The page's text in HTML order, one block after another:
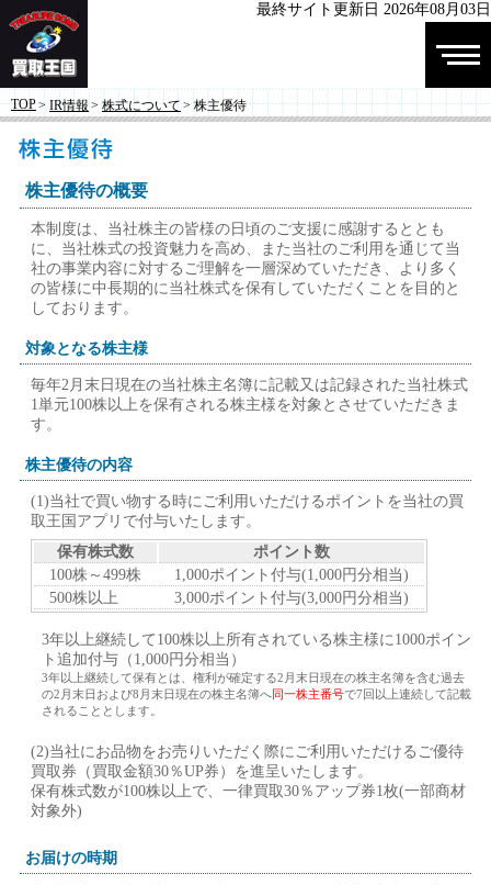
株式会社 買
取王国
最終サイト更新日 2026年08月03日
TOP>IR情報>株式について > 株主優待
株主優待の概要
本制度は、当社株主の皆様の日頃のご支援に感謝するととも
に、当社株式の投資魅力を高め、また当社のご利用を通じて当
社の事業内容に対するご理解を一層深めていただき、より多く
の皆様に中長期的に当社株式を保有していただくことを目的と
しております。
対象となる株主様
毎年2月末日現在の当社株主名簿に記載又は記録された当社株式
1単元100株以上を保有される株主様を対象とさせていただきま
す。
株主優待の内容
(1)当社で買い物する時にご利用いただけるポイントを当社の買
取王国アプリで付与いたします。
保有株式数
ポイント数
100株～499株
1,000ポイント付与(1,000円分相当)
500株以上
3,000ポイント付与(3,000円分相当)
3年以上継続して100株以上所有されている株主様に1000ポイン
ト追加付与（1,000円分相当）
3年以上継続して保有とは、権利が確定する2月末日現在の株主名簿を含む過去
の2月末日および8月末日現在の株主名簿へ同一株主番号で7回以上連続して記載
されることとします。
(2)当社にお品物をお売りいただく際にご利用いただけるご優待
買取券（買取金額30％UP券）を進呈いたします。
保有株式数が100株以上で、一律買取30％アップ券1枚(一部商材
対象外)
お届けの時期